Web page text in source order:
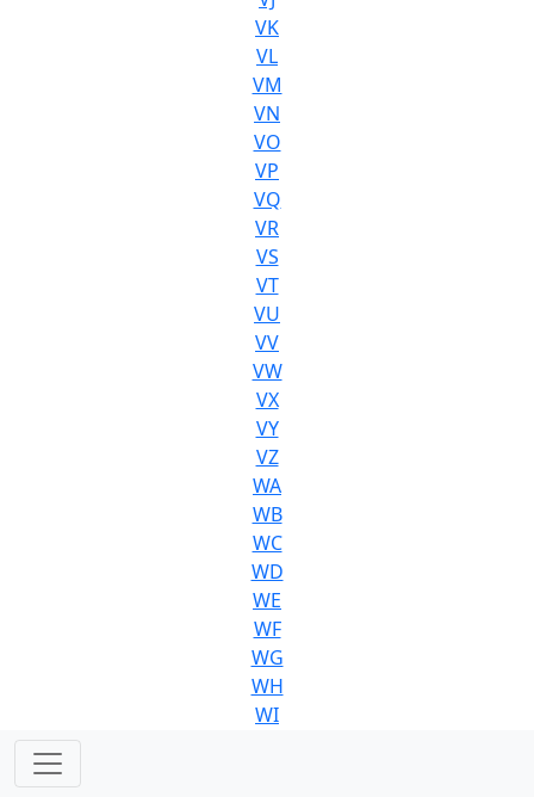
VK
VL
VM
VN
VO
VP
VQ
VR
VS
VT
VU
VV
VW
VX
VY
VZ
WA
WB
WC
WD
WE
WF
WG
WH
WI